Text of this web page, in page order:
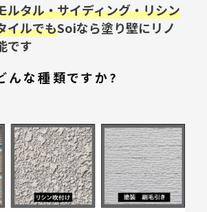
ルタル・サイディング・リシン
イルでもSoiなら塗り壁にリノ
です
んな種類ですか?